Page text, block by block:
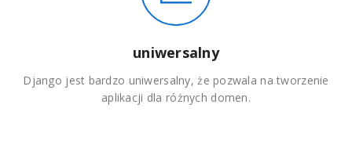
uniwersalny
Django jest bardzo uniwersalny, że pozwala na tworzenie
aplikacji dla różnych domen.